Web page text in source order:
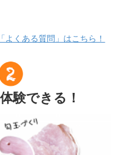
くある質問」はこちら！
験できる！